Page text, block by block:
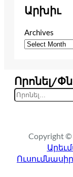
Արխիւ
Archives
Որոնել/
Copyright ©